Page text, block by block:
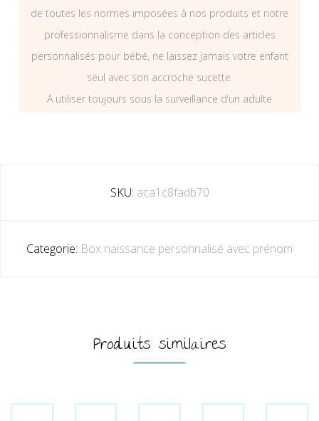
de toutes les normes imposées à nos produits et notre
professionnalisme dans la conception des articles
personnalisés pour bébé, ne laissez jamais votre enfant
seul avec son accroche sucette.
A utiliser toujours sous la surveillance d’un adulte
SKU: aca1c8fadb70
Categorie: Box naissance personnalisé avec prénom
Produits similaires